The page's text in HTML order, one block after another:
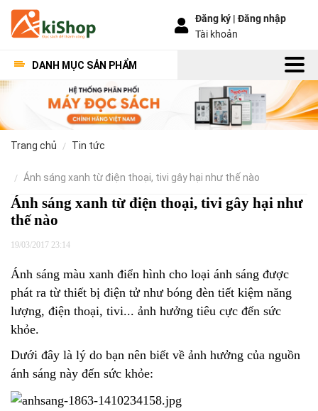
Đăng ký |Đăng nhập
Tài khoản
DANH MỤC SẢN PHẨM
trang chủ tin tức
ánh sáng xanh từ điện thoại, tivi gây hại như thế nào
Ánh sáng xanh từ điện thoại, tivi gây hại như
thế nào
19/03/2017 23:14
Ánh sáng màu xanh điển hình cho loại ánh sáng được
phát ra từ thiết bị điện tử như bóng đèn tiết kiệm năng
lượng, điện thoại, tivi... ảnh hưởng tiêu cực đến sức
khỏe.
Dưới đây là lý do bạn nên biết về ảnh hưởng của nguồn
ánh sáng này đến sức khỏe: